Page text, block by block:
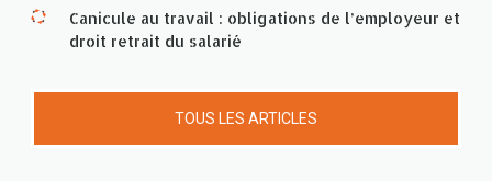
Canicule au travail : obligations de l’employeur et
droit retrait du salarié
TOUS LES ARTICLES